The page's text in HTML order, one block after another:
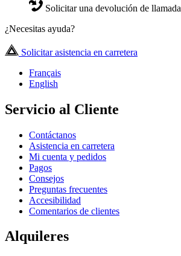
Solicitar una devolución de llamada
¿Necesitas ayuda?
Solicitar asistencia en carretera
Français
English
Servicio al Cliente
Contáctanos
Asistencia en carretera
Mi cuenta y pedidos
Pagos
Consejos
Preguntas frecuentes
Accesibilidad
Comentarios de clientes
Alquileres